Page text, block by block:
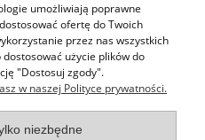
umożliwiają poprawne
ofertę do Twoich
przez nas wszystkich
użycie plików do
"Dostosuj zgody".
w naszej Polityce prywatności.
niezbędne